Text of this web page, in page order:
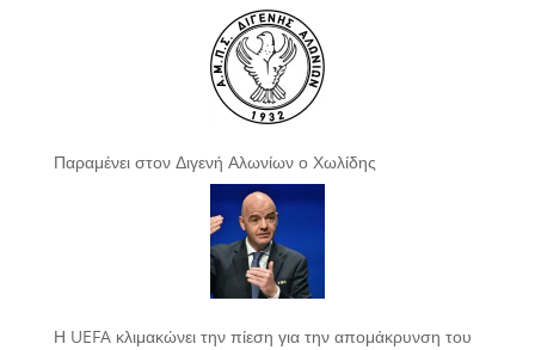
Παραμένει στον Διγενή Αλωνίων ο Χωλίδης
Η UEFA κλιμακώνει την πίεση για την απομάκρυνση του